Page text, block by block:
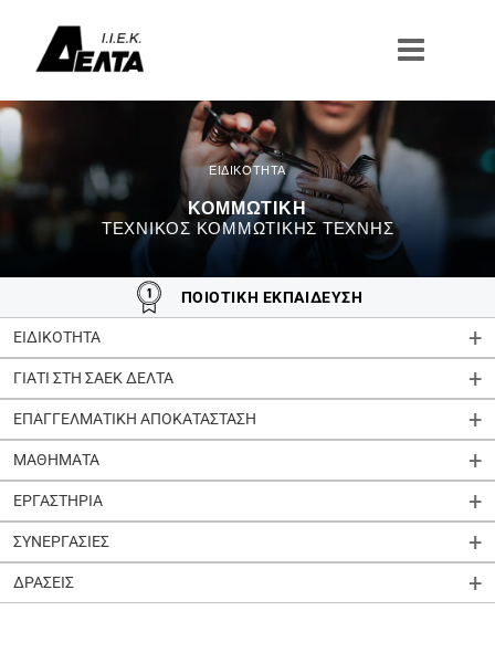
περιεχόμενο
ΚΟΜΜΩΤΙΚΗ
ΤΕΧΝΙΚΟΣ ΚΟΜΜΩΤΙΚΗΣ ΤΕΧΝΗΣ
ΠΟΙΟΤΙΚΗ ΕΚΠΑΙΔΕΥΣΗ
ΕΙΔΙΚΟΤΗΤΑ
ΓΙΑΤΙ ΣΤΗ ΣΑΕΚ ΔΕΛΤΑ
ΕΠΑΓΓΕΛΜΑΤΙΚΗ ΑΠΟΚΑΤΑΣΤΑΣΗ
ΜΑΘΗΜΑΤΑ
ΕΡΓΑΣΤΗΡΙΑ
ΣΥΝΕΡΓΑΣΙΕΣ
ΔΡΑΣΕΙΣ